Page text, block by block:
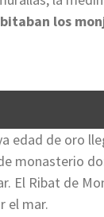
los
edad de oro
monasterio
El Ribat de
el mar.